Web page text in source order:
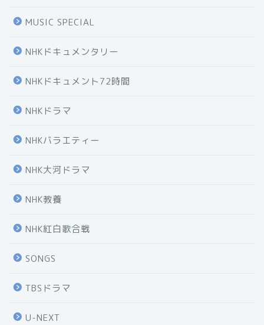
MUSIC SPECIAL
NHKドキュメンタリー
NHKドキュメント72時間
NHKドラマ
NHKバラエティー
NHK大河ドラマ
NHK教養
NHK紅白歌合戦
SONGS
TBSドラマ
U-NEXT